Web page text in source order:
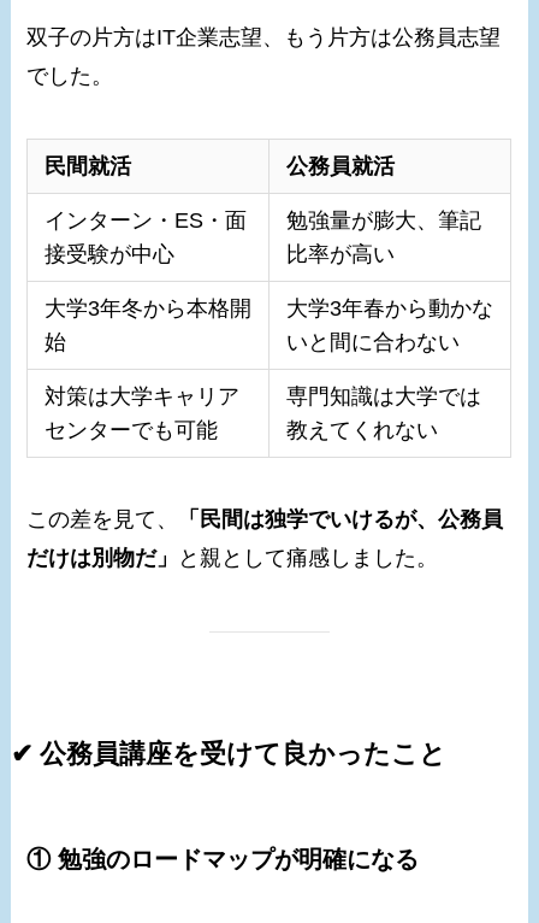
双子の片方はIT企業志望、もう片方は公務員志望
でした。
民間就活 公務員就活
インターン・ES・面
接受験が中心
勉強量が膨大、筆記
比率が高い
大学3年冬から本格開
始
大学3年春から動かな
いと間に合わない
対策は大学キャリア
センターでも可能
専門知識は大学では
教えてくれない
この差を見て、
「民間は独学でいけるが、公務員
だけは別物だ」
と親として痛感しました。
✔ 公務員講座を受けて良かったこと
① 勉強のロードマップが明確になる